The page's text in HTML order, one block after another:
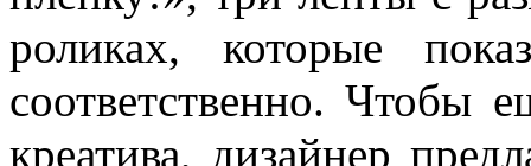
роликах, которые
соответственно. Чтобы
креатива, дизайнер